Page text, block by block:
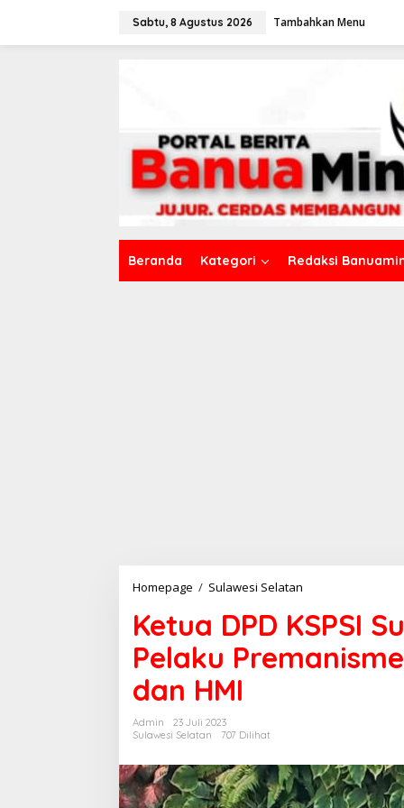
Sabtu, 8 Agustus 2026 Tambahkan Menu
Beranda Kategori Redaksi
Homepage / Sulawesi Selatan
t
u
a
D
S
I
S
Ketua DPD KSPSI
Pelaku
dan HMI
Admin
23 Juli 2023
Sulawesi Selatan
707 Dilihat